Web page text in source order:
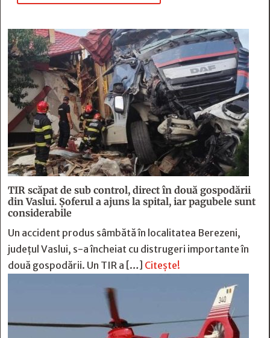
TIR scăpat de sub control, direct în două gospodării
din Vaslui. Șoferul a ajuns la spital, iar pagubele sunt
considerabile
Un accident produs sâmbătă în localitatea Berezeni,
județul Vaslui, s-a încheiat cu distrugeri importante în
două gospodării. Un TIR a […] Citește!